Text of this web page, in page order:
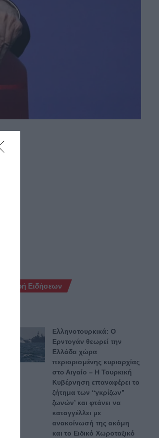
Ροή Ειδήσεων
Ελληνοτουρκικά: Ο
Ερντογάν θεωρεί την
Ελλάδα χώρα
περιορισμένης κυριαρχίας
στο Αιγαίο – Η Τουρκική
Κυβέρνηση επαναφέρει το
ζήτημα των “γκρίζων”
ζωνών’ και φτάνει να
καταγγέλλει με
ανακοίνωσή της ακόμη
και το Ειδικό Χωροταξικό